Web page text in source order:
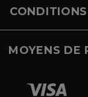
CONDITIONS
MOYENS DE